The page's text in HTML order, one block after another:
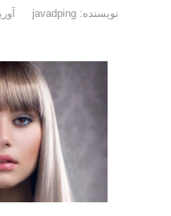
نویسنده:javadping آوریل 25, 2023